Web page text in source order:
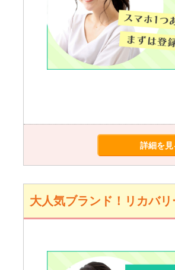
詳細を見
大人気ブランド！リカバ